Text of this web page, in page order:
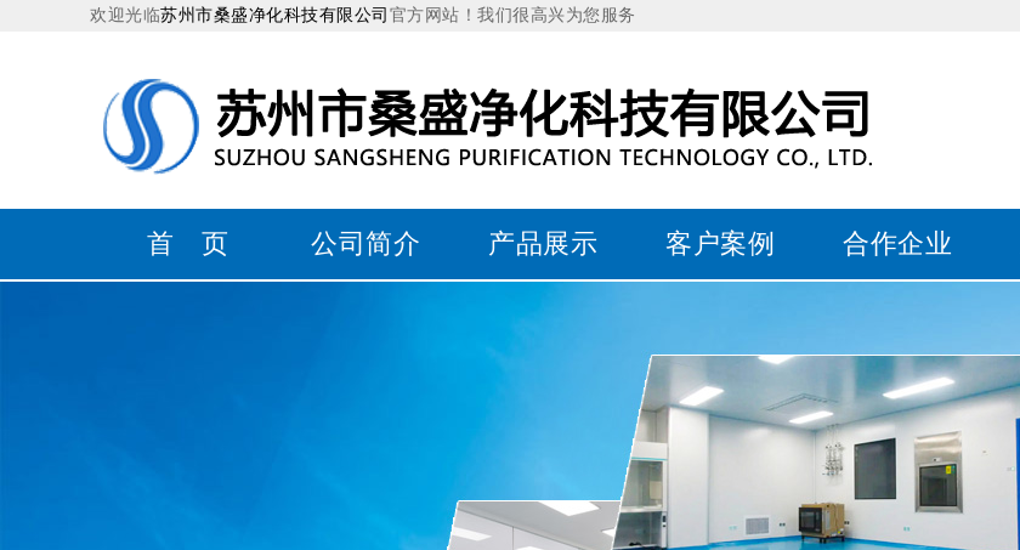
欢迎光临苏州市桑盛净化科技有限公司 官方网站！我们很高兴为您服务
首 页 公司简介 产品展示 客户案例 合作企业